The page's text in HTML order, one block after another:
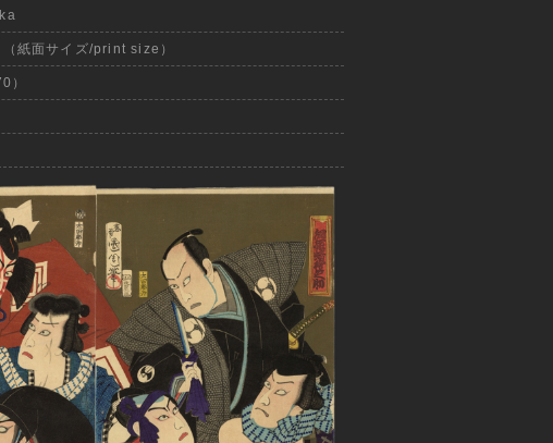
紙面サイズ/print size）
）